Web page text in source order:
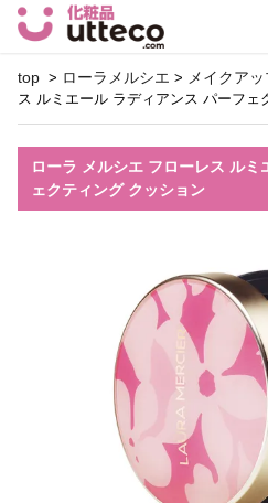
top > ローラメルシエ > メイクア
ス ルミエール ラディアンス パーフェ
ローラ メルシエ フローレス ルミ
ェクティング クッション